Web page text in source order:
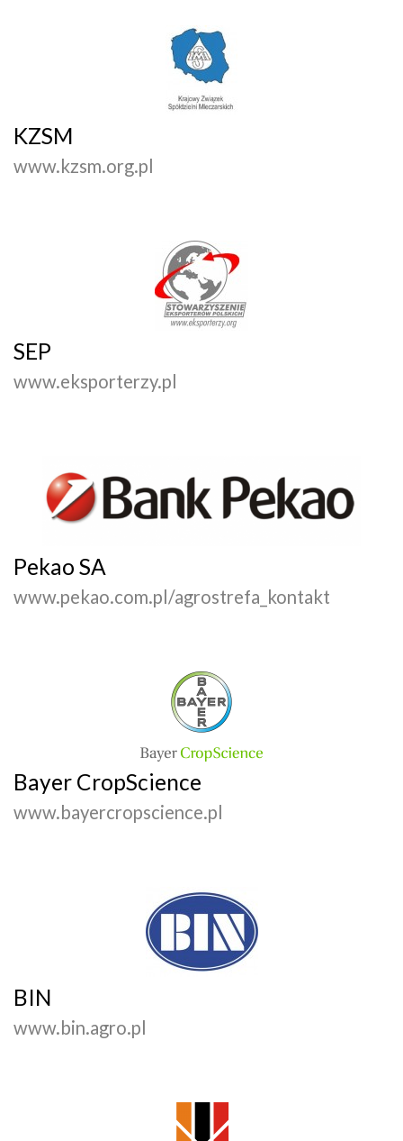
KZSM
www.kzsm.org.pl
SEP
www.eksporterzy.pl
Pekao SA
www.pekao.com.pl/agrostrefa_kontakt
Bayer CropScience
www.bayercropscience.pl
BIN
www.bin.agro.pl